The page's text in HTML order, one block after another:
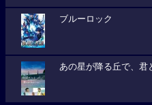
ブルーロック
あの星が降る丘で、君